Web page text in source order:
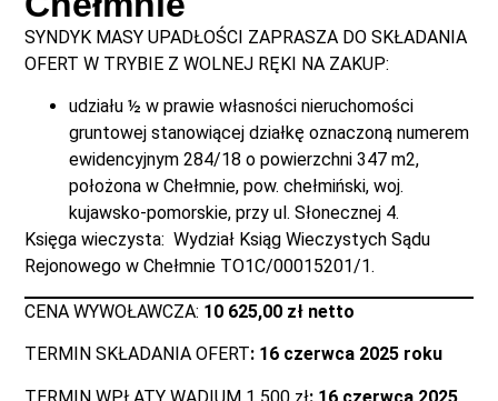
SYNDYK MASY UPADŁOŚCI ZAPRASZA DO SKŁADANIA
OFERT W TRYBIE Z WOLNEJ RĘKI NA ZAKUP:
udziału ½ w prawie własności nieruchomości
gruntowej stanowiącej działkę oznaczoną numerem
ewidencyjnym 284/18 o powierzchni 347 m2,
położona w Chełmnie, pow. chełmiński, woj.
kujawsko-pomorskie, przy ul. Słonecznej 4.
Księga wieczysta: Wydział Ksiąg Wieczystych Sądu
Rejonowego w Chełmnie TO1C/00015201/1.
CENA WYWOŁAWCZA: 10 625,00 zł netto
TERMIN SKŁADANIA OFERT: 16 czerwca 2025 roku
TERMIN WPŁATY WADIUM 1 500 zł: 16 czerwca 2025